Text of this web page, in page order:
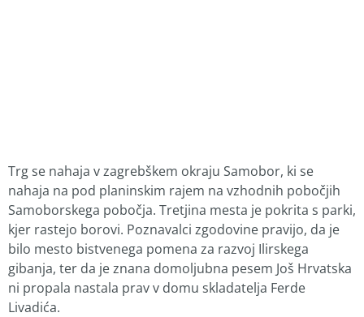
Trg se nahaja v zagrebškem okraju Samobor, ki se
nahaja na pod planinskim rajem na vzhodnih pobočjih
Samoborskega pobočja. Tretjina mesta je pokrita s parki,
kjer rastejo borovi. Poznavalci zgodovine pravijo, da je
bilo mesto bistvenega pomena za razvoj Ilirskega
gibanja, ter da je znana domoljubna pesem Još Hrvatska
ni propala nastala prav v domu skladatelja Ferde
Livadića.